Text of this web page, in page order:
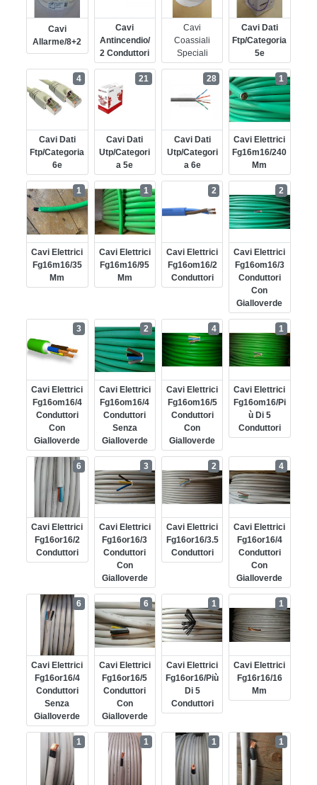
Cavi
Allarme/8+2
Cavi
Antincendio/
2 Conduttori
Cavi
Coassiali
Speciali
Cavi Dati
Ftp/categoria
5e
Cavi Dati
Ftp/categoria
6e
4
Cavi Dati
Utp/categori
A 5e
21
Cavi Dati
Utp/categori
A 6e
28
Cavi Elettrici
Fg16m16/240
Mm
1
Cavi Elettrici
Fg16m16/35
Mm
1
Cavi Elettrici
Fg16m16/95
Mm
1
Cavi Elettrici
Fg16om16/2
Conduttori
2
Cavi Elettrici
Fg16om16/3
Conduttori
Con
Gialloverde
2
Cavi Elettrici
Fg16om16/4
Conduttori
Con
Gialloverde
3
Cavi Elettrici
Fg16om16/4
Conduttori
Senza
Gialloverde
2
Cavi Elettrici
Fg16om16/5
Conduttori
Con
Gialloverde
4
Cavi Elettrici
Fg16om16/pi
Ù Di 5
Conduttori
1
Cavi Elettrici
Fg16or16/2
Conduttori
6
Cavi Elettrici
Fg16or16/3
Conduttori
Con
Gialloverde
3
Cavi Elettrici
Fg16or16/3.5
Conduttori
2
Cavi Elettrici
Fg16or16/4
Conduttori
Con
Gialloverde
4
Cavi Elettrici
Fg16or16/4
Conduttori
Senza
Gialloverde
6
Cavi Elettrici
Fg16or16/5
Conduttori
Con
Gialloverde
6
Cavi Elettrici
Fg16or16/più
Di 5
Conduttori
1
Cavi Elettrici
Fg16r16/16
Mm
1
1 1 1 1